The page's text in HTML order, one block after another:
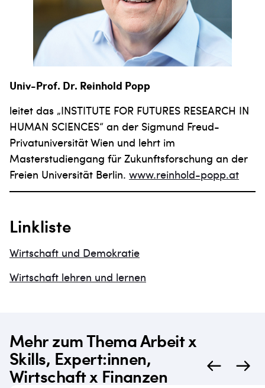
Univ-Prof. Dr. Reinhold Popp
leitet das „INSTITUTE FOR FUTURES RESEARCH IN
HUMAN SCIENCES“ an der Sigmund Freud-
Privatuniversität Wien und lehrt im
Masterstudiengang für Zukunftsforschung an der
Freien Universität Berlin. www.reinhold-popp.at
Linkliste
Wirtschaft und Demokratie
Wirtschaft lehren und lernen
Mehr zum Thema Arbeit x
Skills, Expert:innen,
Wirtschaft x Finanzen